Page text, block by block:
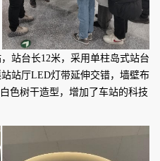
站台长12米，采用单柱岛式站台
站厅LED灯带延伸交错，墙壁布
色树干造型，增加了车站的科技